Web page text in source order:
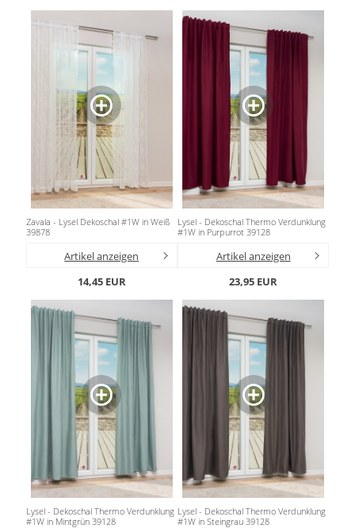
Zavala - Lysel Dekoschal #1W in Weiß
39878
Artikel anzeigen
14,45 EUR
Lysel - Dekoschal Thermo Verdunklung
#1W in Purpurrot 39128
Artikel anzeigen
23,95 EUR
Lysel - Dekoschal Thermo Verdunklung
#1W in Mintgrün 39128
Lysel - Dekoschal Thermo Verdunklung
#1W in Steingrau 39128